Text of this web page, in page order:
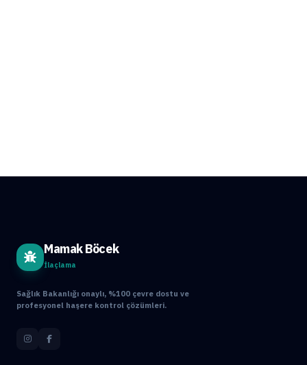
Mamak Böcek
İlaçlama
Sağlık Bakanlığı onaylı, %100 çevre dostu ve
profesyonel haşere kontrol çözümleri.